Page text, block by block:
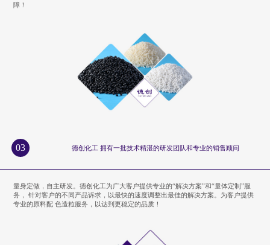
障！
03 德创化工 拥有一批技术精湛的研发团队和专业的销售顾问
量身定做，自主研发。德创化工为广大客户提供专业的“解决方案”和“量体定制”服
务， 针对客户的不同产品诉求，以最快的速度调整出最佳的解决方案。为客户提供
专业的原料配 色造粒服务，以达到更稳定的品质！